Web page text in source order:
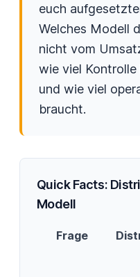
euch
Welches Modell
nicht vom
wie viel
und wie viel
braucht.
Quick Facts:
Modell
Frage